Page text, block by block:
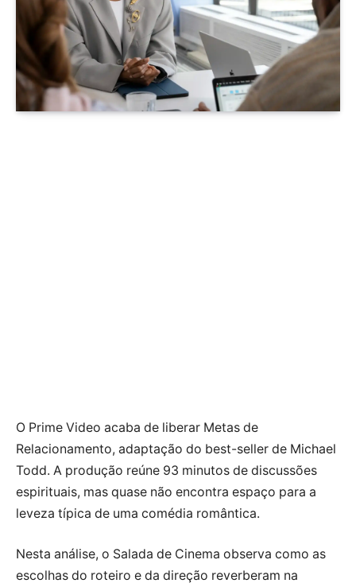
O Prime Video acaba de liberar Metas de
Relacionamento, adaptação do best-seller de Michael
Todd. A produção reúne 93 minutos de discussões
espirituais, mas quase não encontra espaço para a
leveza típica de uma comédia romântica.
Nesta análise, o Salada de Cinema observa como as
escolhas do roteiro e da direção reverberam na